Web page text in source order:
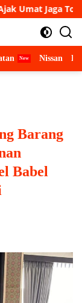
Toleransi
Nissan
Barang
Babel